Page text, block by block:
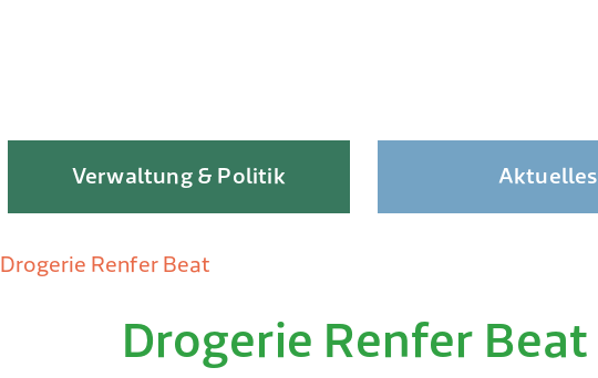
Verwaltung & Politik Aktuelles
Drogerie Renfer Beat
Skip
to
Drogerie Renfer Beat